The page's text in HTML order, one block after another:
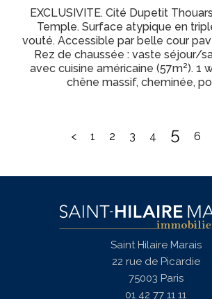
EXCLUSIVITE. Cité Dupetit
Temple. Surface atypique en
vouté. Accessible par belle cour
Rez de chaussée : vaste séjour/
avec cuisine américaine (57m²). 1
chêne massif, cheminée,
< 1 2 3 4 5 6
Saint Hilaire Marais
22 rue de Picardie
75003 Paris
01 42 77 11 11